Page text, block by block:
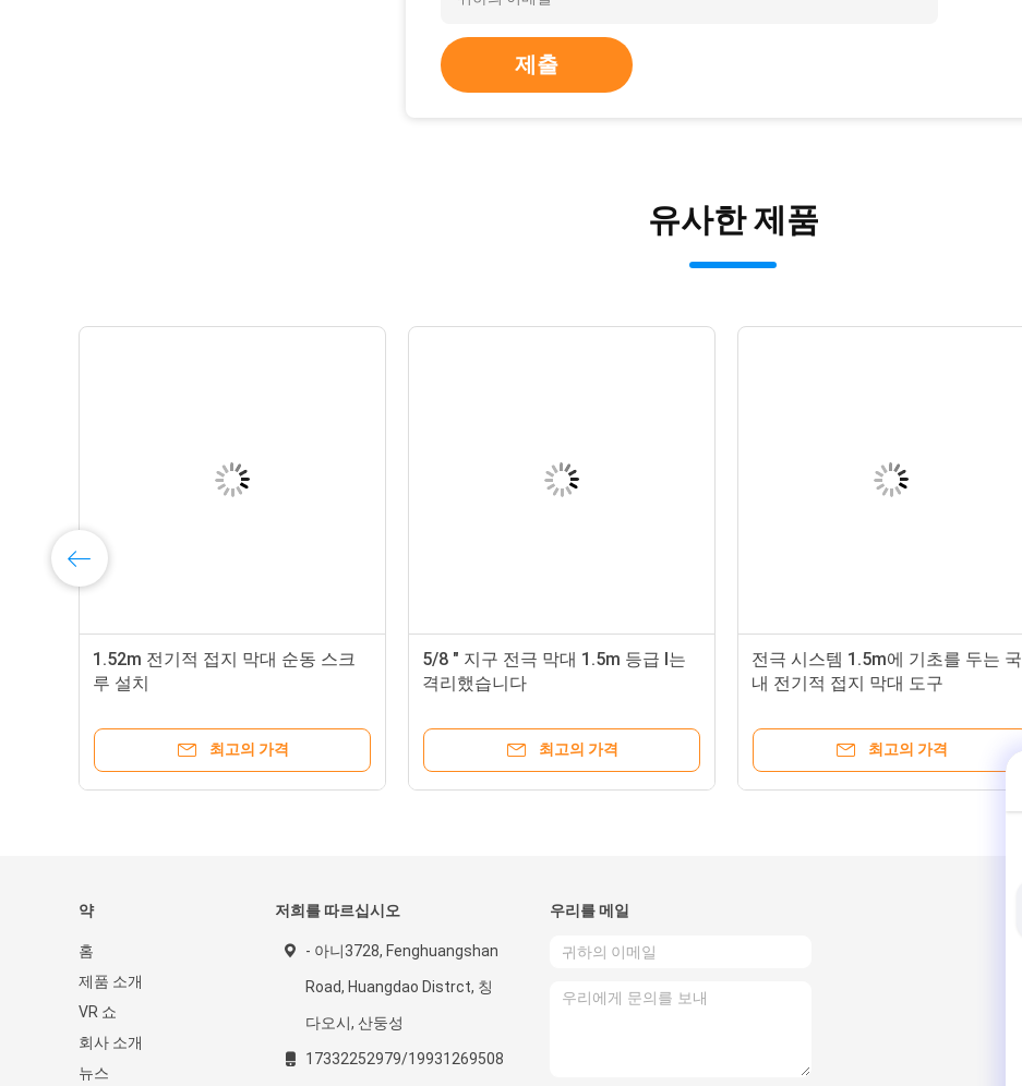
제출
유사한 제품
1.52m 전기적 접지 막대 순동 스크
루 설치
최고의 가격
5/8 " 지구 전극 막대 1.5m 등급 I는
격리했습니다
최고의 가격
전극 시스템 1.5m에 기초를 두는 국
내 전기적 접지 막대 도구
최고의 가격
약
홈
제품 소개
VR 쇼
회사 소개
뉴스
저희를 따르십시오
- 아니3728, Fenghuangshan
Road, Huangdao Distrct, 칭
다오시, 산둥성
17332252979/19931269508
우리를 메일